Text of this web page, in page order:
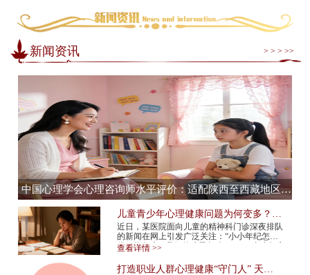
新闻资讯 > > > >>
中国心理学会心理咨询师水平评价：适配陕西至西藏地区，心理咨询师水平评价全流程服务提供商
儿童青少年心理健康问题为何变多？应
该如何预防？
近日，某医院面向儿童的精神科门诊深夜排队
的新闻在网上引发广泛关注：“小小年纪怎么
得了抑郁症”“我们的孩子怎么了”……青少年心
查看详情 >>
打造职业人群心理健康“守门人” 天津